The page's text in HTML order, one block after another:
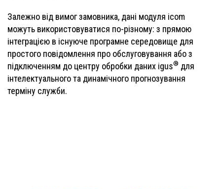
Залежно від вимог замовника, дані модуля icom
можуть використовуватися по-різному: з прямою
інтеграцією в існуюче програмне середовище для
простого повідомлення про обслуговування або з
підключенням до центру обробки даних igus® для
інтелектуального та динамічного прогнозування
терміну служби.